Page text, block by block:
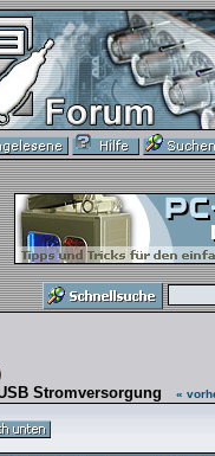
Stromversorgung
«